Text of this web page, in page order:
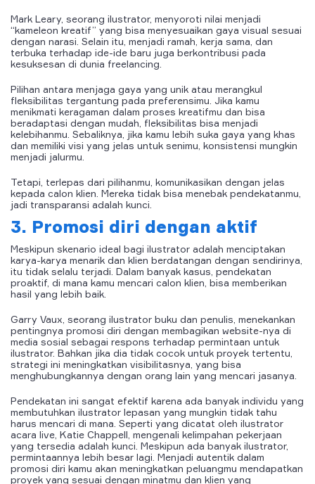
Mark Leary, seorang ilustrator, menyoroti nilai menjadi
“kameleon kreatif” yang bisa menyesuaikan gaya visual sesuai
dengan narasi. Selain itu, menjadi ramah, kerja sama, dan
terbuka terhadap ide-ide baru juga berkontribusi pada
kesuksesan di dunia freelancing.
Pilihan antara menjaga gaya yang unik atau merangkul
fleksibilitas tergantung pada preferensimu. Jika kamu
menikmati keragaman dalam proses kreatifmu dan bisa
beradaptasi dengan mudah, fleksibilitas bisa menjadi
kelebihanmu. Sebaliknya, jika kamu lebih suka gaya yang khas
dan memiliki visi yang jelas untuk senimu, konsistensi mungkin
menjadi jalurmu.
Tetapi, terlepas dari pilihanmu, komunikasikan dengan jelas
kepada calon klien. Mereka tidak bisa menebak pendekatanmu,
jadi transparansi adalah kunci.
3. Promosi diri dengan aktif
Meskipun skenario ideal bagi ilustrator adalah menciptakan
karya-karya menarik dan klien berdatangan dengan sendirinya,
itu tidak selalu terjadi. Dalam banyak kasus, pendekatan
proaktif, di mana kamu mencari calon klien, bisa memberikan
hasil yang lebih baik.
Garry Vaux, seorang ilustrator buku dan penulis, menekankan
pentingnya promosi diri dengan membagikan website-nya di
media sosial sebagai respons terhadap permintaan untuk
ilustrator. Bahkan jika dia tidak cocok untuk proyek tertentu,
strategi ini meningkatkan visibilitasnya, yang bisa
menghubungkannya dengan orang lain yang mencari jasanya.
Pendekatan ini sangat efektif karena ada banyak individu yang
membutuhkan ilustrator lepasan yang mungkin tidak tahu
harus mencari di mana. Seperti yang dicatat oleh ilustrator
acara live, Katie Chappell, mengenali kelimpahan pekerjaan
yang tersedia adalah kunci. Meskipun ada banyak ilustrator,
permintaannya lebih besar lagi. Menjadi autentik dalam
promosi diri kamu akan meningkatkan peluangmu mendapatkan
proyek yang sesuai dengan minatmu dan klien yang